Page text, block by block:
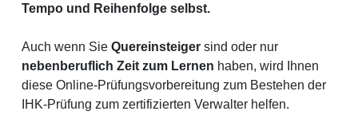
Tempo und Reihenfolge selbst.
Auch wenn Sie Quereinsteiger sind oder nur
nebenberuflich Zeit zum Lernen haben, wird Ihnen
diese Online-Prüfungsvorbereitung zum Bestehen der
IHK-Prüfung zum zertifizierten Verwalter helfen.